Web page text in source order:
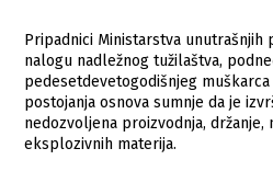
Pripadnici Ministarstva unutrašnjih
nalogu nadležnog tužilaštva,
pedesetdevetogodišnjeg
postojanja osnova sumnje da je
nedozvoljena proizvodnja,
eksplozivnih materija.